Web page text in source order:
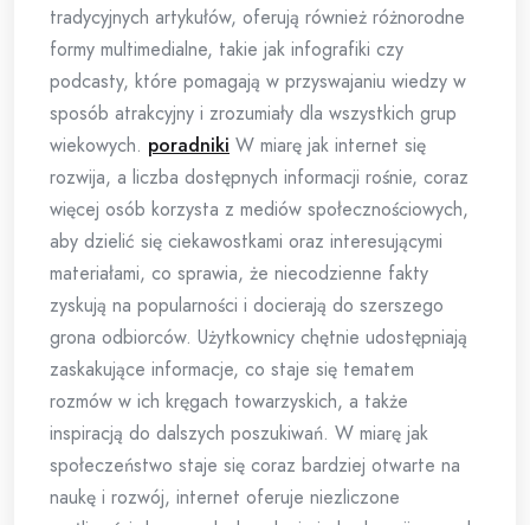
tradycyjnych artykułów, oferują również różnorodne
formy multimedialne, takie jak infografiki czy
podcasty, które pomagają w przyswajaniu wiedzy w
sposób atrakcyjny i zrozumiały dla wszystkich grup
wiekowych. poradniki W miarę jak internet się
rozwija, a liczba dostępnych informacji rośnie, coraz
więcej osób korzysta z mediów społecznościowych,
aby dzielić się ciekawostkami oraz interesującymi
materiałami, co sprawia, że niecodzienne fakty
zyskują na popularności i docierają do szerszego
grona odbiorców. Użytkownicy chętnie udostępniają
zaskakujące informacje, co staje się tematem
rozmów w ich kręgach towarzyskich, a także
inspiracją do dalszych poszukiwań. W miarę jak
społeczeństwo staje się coraz bardziej otwarte na
naukę i rozwój, internet oferuje niezliczone